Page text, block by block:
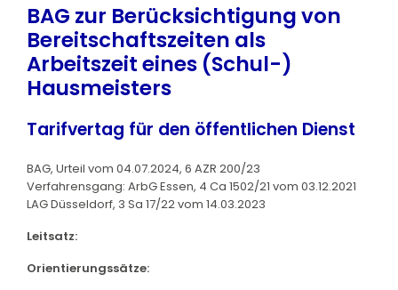
BAG zur Berücksichtigung von
Bereitschaftszeiten als
Arbeitszeit eines (Schul-)
Hausmeisters
Tarifvertag für den öffentlichen Dienst
BAG, Urteil vom 04.07.2024, 6 AZR 200/23
Verfahrensgang: ArbG Essen, 4 Ca 1502/21 vom 03.12.2021
LAG Düsseldorf, 3 Sa 17/22 vom 14.03.2023
Leitsatz:
Orientierungssätze: